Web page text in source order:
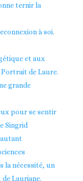
ternir la
à soi.
et aux
de Laure.
grande
pour se sentir
Singrid
autant
la nécessité, un
Lauriane.